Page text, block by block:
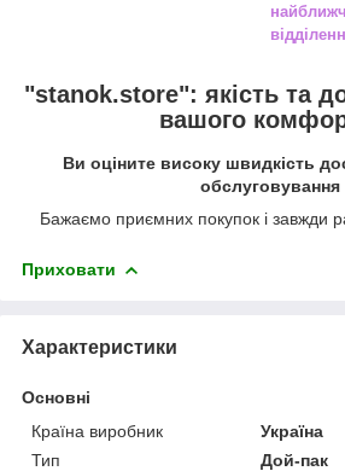
"stanok.store": якість та
вашого
Ви оціните високу швидкість
обслуговування
Бажаємо приємних покупок і завжди
Приховати
Характеристики
Основні
Країна виробник
Україна
Тип
Дой-пак